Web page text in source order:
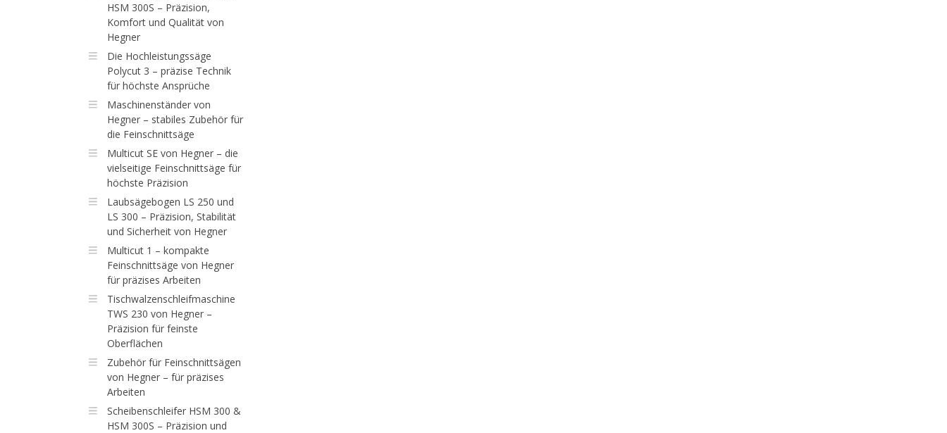
HSM 300S – Präzision,
Komfort und Qualität von
Hegner
Die Hochleistungssäge
Polycut 3 – präzise Technik
für höchste Ansprüche
Maschinenständer von
Hegner – stabiles Zubehör für
die Feinschnittsäge
Multicut SE von Hegner – die
vielseitige Feinschnittsäge für
höchste Präzision
Laubsägebogen LS 250 und
LS 300 – Präzision, Stabilität
und Sicherheit von Hegner
Multicut 1 – kompakte
Feinschnittsäge von Hegner
für präzises Arbeiten
Tischwalzenschleifmaschine
TWS 230 von Hegner –
Präzision für feinste
Oberflächen
Zubehör für Feinschnittsägen
von Hegner – für präzises
Arbeiten
Scheibenschleifer HSM 300 &
HSM 300S – Präzision und